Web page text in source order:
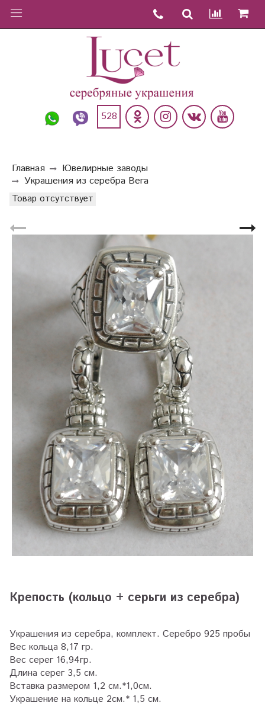
528
Главная
Ювелирные заводы
Украшения из серебра Вега
Товар отсутствует
Крепость (кольцо + серьги из серебра)
Украшения из серебра, комплект. Серебро 925 пробы
Вес кольца 8,17 гр.
Вес серег 16,94гр.
Длина серег 3,5 см.
Вставка размером 1,2 см.*1,0см.
Украшение на кольце 2см.* 1,5 см.